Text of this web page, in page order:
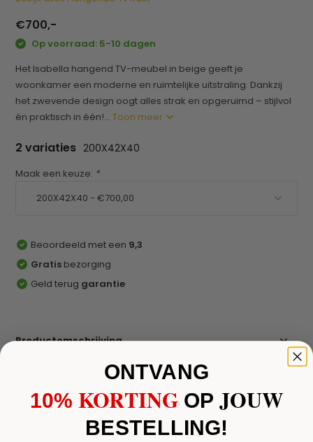
€700,-
Op voorraad: 5-10 dagen
Het Isabella hangend TV-meubel in beige geeft je
woonkamer een moderne en ruimtelijke uitstraling. Dankzij
het zwevende design oogt alles strak en opgeruimd – stijlvol
én praktisch in één!...Toon meer
2 variaties 200X42X40
Maak een keuze: *
Beoordeeld met een 9,3
Gratis bezorging
Geld terug garantie
Productomschrijving
ONTVANG
10% KORTING OPJOUW
BESTELLING!